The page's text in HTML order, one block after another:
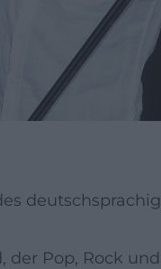
Pop, Rock